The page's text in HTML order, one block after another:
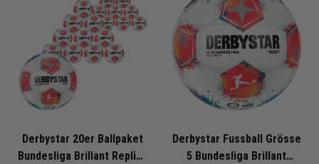
Derbystar 20er Ballpaket
Bundesliga Brillant Replica
Derbystar Fussball Grösse
5 Bundesliga Brillant